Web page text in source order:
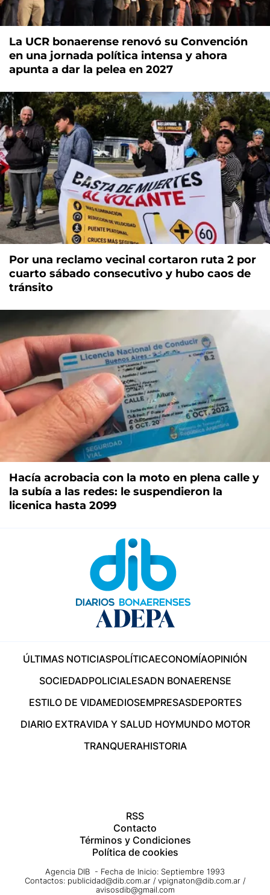
La UCR bonaerense renovó su Convención
en una jornada política intensa y ahora
apunta a dar la pelea en 2027
Por una reclamo vecinal cortaron ruta 2 por
cuarto sábado consecutivo y hubo caos de
tránsito
Hacía acrobacia con la moto en plena calle y
la subía a las redes: le suspendieron la
licenica hasta 2099
ÚLTIMAS NOTICIASPOLÍTICAECONOMÍAOPINIÓN
SOCIEDADPOLICIALESADN BONAERENSE
ESTILO DE VIDAMEDIOSEMPRESASDEPORTES
DIARIO EXTRAVIDA Y SALUD HOYMUNDO MOTOR
TRANQUERAHISTORIA
RSS
Contacto
Términos y Condiciones
Política de cookies
Agencia DIB - Fecha de Inicio: Septiembre 1993
Contactos: publicidad@dib.com.ar / vpignaton@dib.com.ar /
avisosdib@gmail.com